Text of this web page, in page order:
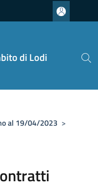
di Lodi
al 19/04/2023 >